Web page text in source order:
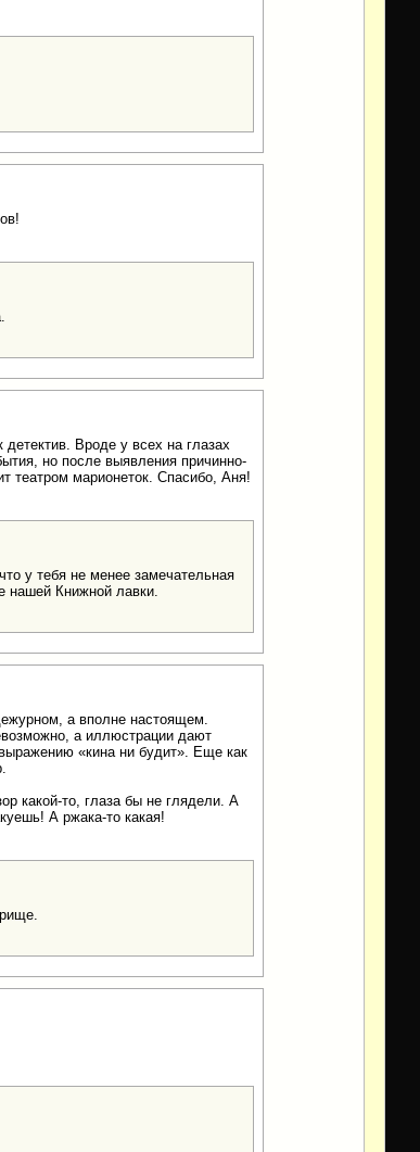
детектив. Вроде у всех на глазах
но после выявления причинно-
театром марионеток. Спасибо, Аня!
у тебя не менее замечательная
нашей Книжной лавки.
а вполне настоящем.
а иллюстрации дают
«кина ни будит». Еще как
какой-то, глаза бы не глядели. А
А ржака-то какая!